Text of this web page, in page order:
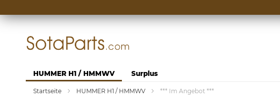
Inhalt
springen
HUMMER H1 / HMMWV Surplus
Startseite HUMMER H1 / HMMWV *** Im Angebot ***